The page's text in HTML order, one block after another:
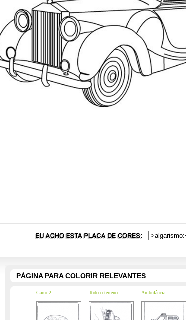
PÁGINA PARA COLORIR RELEVANTES
Carro 2 Todo-o-terreno Ambulância